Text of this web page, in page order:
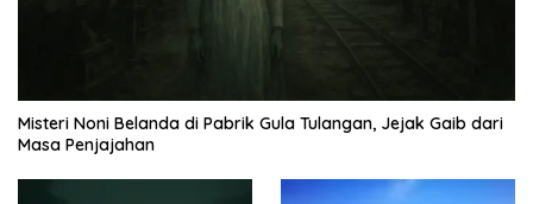
Misteri Noni Belanda di Pabrik Gula Tulangan, Jejak Gaib dari
Masa Penjajahan